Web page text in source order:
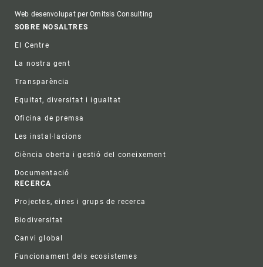
Web desenvolupat per Omitsis Consulting
Footer
SOBRE NOSALTRES
El Centre
La nostra gent
Transparència
Equitat, diversitat i igualtat
Oficina de premsa
Les instal·lacions
Ciència oberta i gestió del coneixement
Documentació
RECERCA
Projectes, eines i grups de recerca
Biodiversitat
Canvi global
Funcionament dels ecosistemes